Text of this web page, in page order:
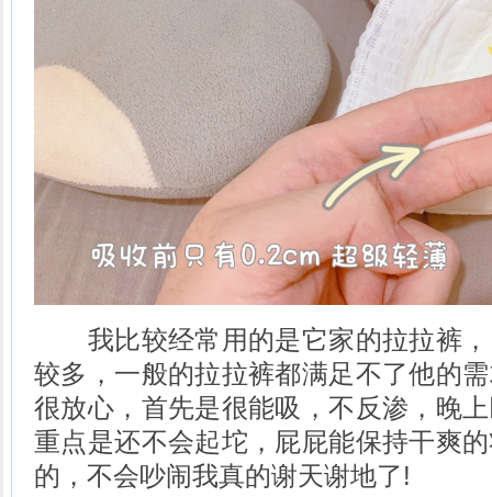
我比较经常用的是它家的拉拉裤，
较多，一般的拉拉裤都满足不了他的
很放心，首先是很能吸，不反渗，晚
重点是还不会起坨，屁屁能保持干爽
的，不会吵闹我真的谢天谢地了!